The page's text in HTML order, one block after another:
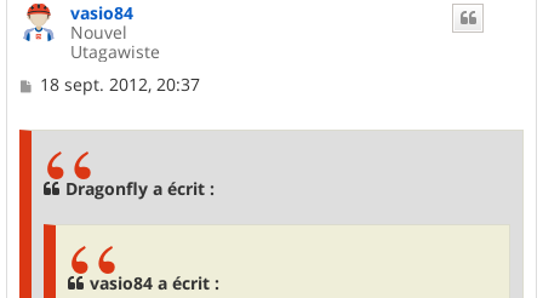
vasio84
Nouvel
Utagawiste
M18 sept. 2012, 20:37
Dragonfly a écrit :
vasio84 a écrit :